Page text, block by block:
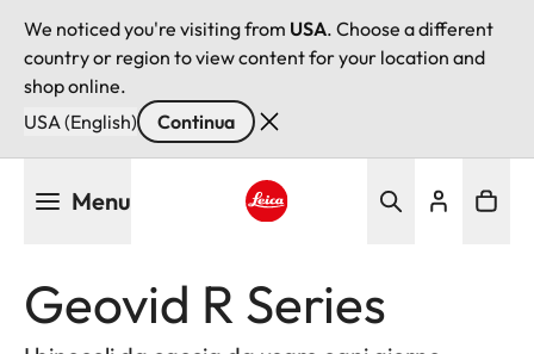
We noticed you're visiting from USA. Choose a different
country or region to view content for your location and
shop online.
USA (English)
Continua
Menu
Geovid R Series